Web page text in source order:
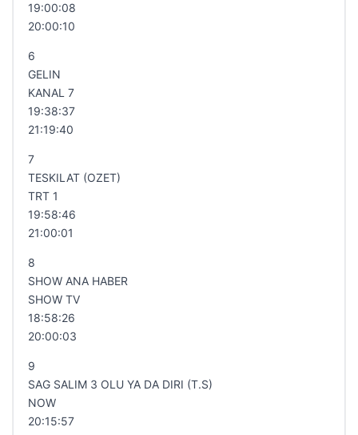
19:00:08
20:00:10
6
GELIN
KANAL 7
19:38:37
21:19:40
7
TESKILAT (OZET)
TRT 1
19:58:46
21:00:01
8
SHOW ANA HABER
SHOW TV
18:58:26
20:00:03
9
SAG SALIM 3 OLU YA DA DIRI (T.S)
NOW
20:15:57